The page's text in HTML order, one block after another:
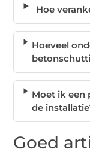
Hoe
Hoeveel
Moet ik een
de
Goed